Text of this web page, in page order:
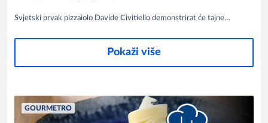
Svjetski prvak pizzaiolo Davide Civitiello demonstrirat će tajne
namijenjena profesionalcima i svim ljubiteljima vrhunske pizze koji
žele naučiti od jednog od najboljih.Pokaži više
GOURMETRO